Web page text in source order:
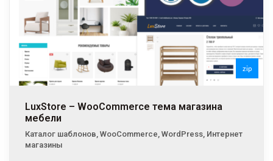
zip
LuxStore – WooCommerce тема магазина
мебели
Каталог шаблонов, WooCommerce, WordPress, Интернет
магазины